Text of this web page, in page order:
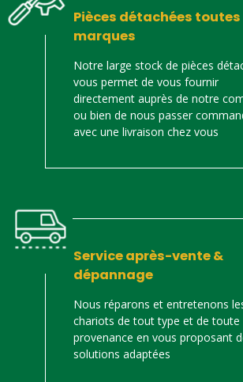
Pièces détachées toutes
marques
Notre large stock de pièces
vous permet de vous fournir
directement auprès de notre
ou bien de nous passer
avec une livraison chez vous
Service après-vente &
dépannage
Nous réparons et entretenons
chariots de tout type et de toute
provenance en vous proposant
solutions adaptées